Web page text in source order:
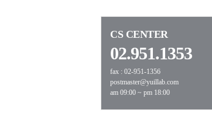
CS CENTER
02.951.1353
fax : 02-951-1356
postmaster@yuillab.com
am 09:00 ~ pm 18:00